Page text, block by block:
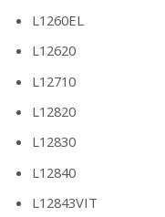
L1260EL
L12620
L12710
L12820
L12830
L12840
L12843VIT